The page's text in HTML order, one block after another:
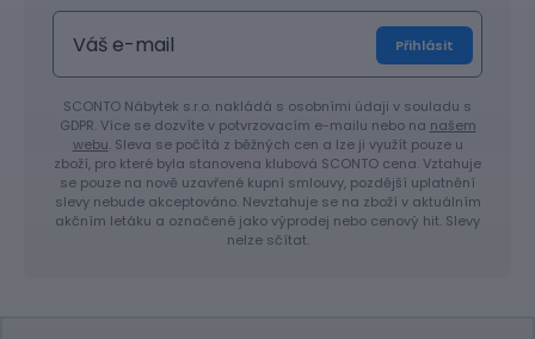
Přihlásit
SCONTO Nábytek s.r.o. nakládá s osobními údaji v souladu s
GDPR. Více se dozvíte v potvrzovacím e-mailu nebo na našem
webu. Sleva se počítá z běžných cen a lze ji využít pouze u
zboží, pro které byla stanovena klubová SCONTO cena. Vztahuje
se pouze na nově uzavřené kupní smlouvy, pozdější uplatnění
slevy nebude akceptováno. Nevztahuje se na zboží v aktuálním
akčním letáku a označené jako výprodej nebo cenový hit. Slevy
nelze sčítat.